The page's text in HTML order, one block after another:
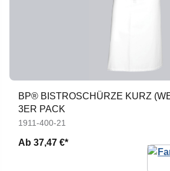
BP® BISTROSCHÜRZE KURZ
3ER PACK
1911-400-21
Ab 37,47 €*